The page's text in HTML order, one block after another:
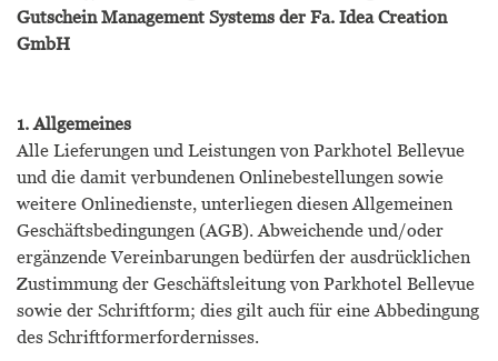
Gutschein Management Systems der Fa. Idea Creation
GmbH
1. Allgemeines
Alle Lieferungen und Leistungen von Parkhotel Bellevue
und die damit verbundenen Onlinebestellungen sowie
weitere Onlinedienste, unterliegen diesen Allgemeinen
Geschäftsbedingungen (AGB). Abweichende und/oder
ergänzende Vereinbarungen bedürfen der ausdrücklichen
Zustimmung der Geschäftsleitung von Parkhotel Bellevue
sowie der Schriftform; dies gilt auch für eine Abbedingung
des Schriftformerfordernisses.